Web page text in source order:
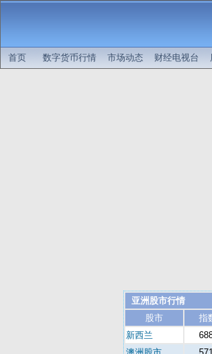
首页 数字货币行情 市场动态 财经电视台
亚洲股市行情
股市
指
新西兰